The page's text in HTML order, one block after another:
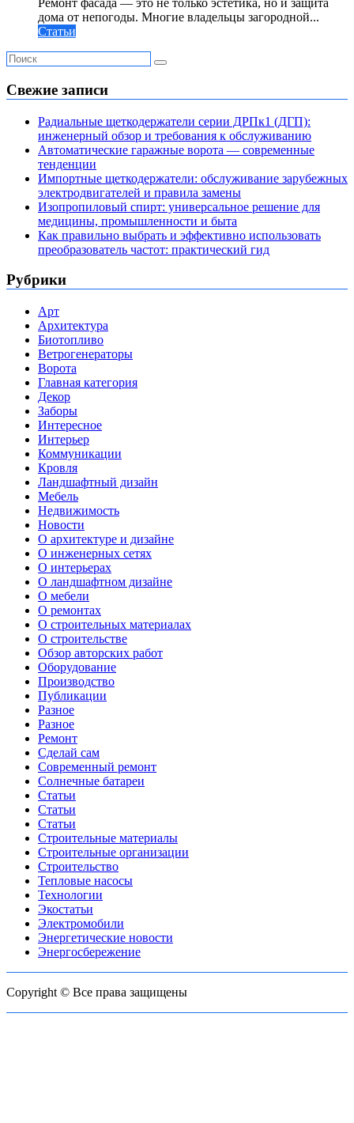
Ремонт фасада — это не только эстетика, но и защита
дома от непогоды. Многие владельцы загородной...
Статьи
Свежие записи
Радиальные щеткодержатели серии ДРПк1 (ДГП):
инженерный обзор и требования к обслуживанию
Автоматические гаражные ворота — современные
тенденции
Импортные щеткодержатели: обслуживание зарубежных
электродвигателей и правила замены
Изопропиловый спирт: универсальное решение для
медицины, промышленности и быта
Как правильно выбрать и эффективно использовать
преобразователь частот: практический гид
Рубрики
Арт
Архитектура
Биотопливо
Ветрогенераторы
Ворота
Главная категория
Декор
Заборы
Интересное
Интерьер
Коммуникации
Кровля
Ландшафтный дизайн
Мебель
Недвижимость
Новости
О архитектуре и дизайне
О инженерных сетях
О интерьерах
О ландшафтном дизайне
О мебели
О ремонтах
О строительных материалах
О строительстве
Обзор авторских работ
Оборудование
Производство
Публикации
Разное
Разное
Ремонт
Сделай сам
Современный ремонт
Солнечные батареи
Статьи
Статьи
Статьи
Строительные материалы
Строительные организации
Строительство
Тепловые насосы
Технологии
Экостатьи
Электромобили
Энергетические новости
Энергосбережение
Copyright © Все права защищены